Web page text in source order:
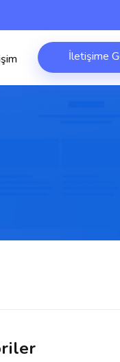
İletişime